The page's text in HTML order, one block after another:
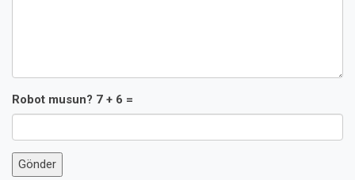
Robot musun? 7 + 6 =
Gönder